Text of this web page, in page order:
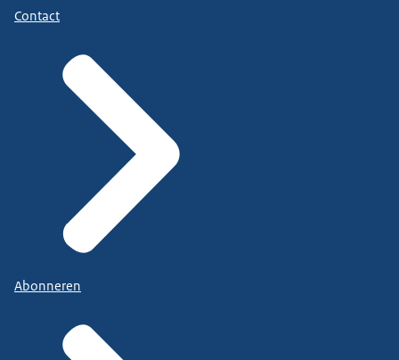
Contact
Abonneren